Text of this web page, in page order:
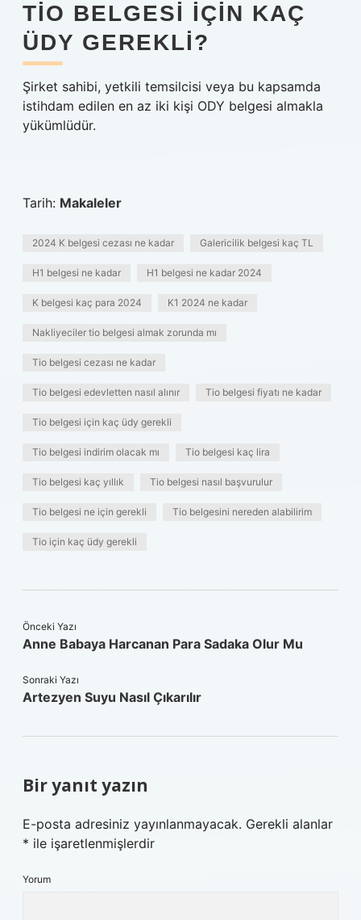
TIO BELGESI IÇIN KAÇ
ÜDY GEREKLI?
Şirket sahibi, yetkili temsilcisi veya bu kapsamda
istihdam edilen en az iki kişi ODY belgesi almakla
yükümlüdür.
Tarih: Makaleler
2024 K belgesi cezası ne kadar Galericilik belgesi kaç TL
H1 belgesi ne kadar H1 belgesi ne kadar 2024
K belgesi kaç para 2024 K1 2024 ne kadar
Nakliyeciler tio belgesi almak zorunda mı
Tio belgesi cezası ne kadar
Tio belgesi edevletten nasıl alınır Tio belgesi fiyatı ne kadar
Tio belgesi için kaç üdy gerekli
Tio belgesi indirim olacak mı Tio belgesi kaç lira
Tio belgesi kaç yıllık Tio belgesi nasıl başvurulur
Tio belgesi ne için gerekli Tio belgesini nereden alabilirim
Tio için kaç üdy gerekli
Önceki Yazı
Anne Babaya Harcanan Para Sadaka Olur Mu
Sonraki Yazı
Artezyen Suyu Nasıl Çıkarılır
Bir yanıt yazın
E-posta adresiniz yayınlanmayacak. Gerekli alanlar
* ile işaretlenmişlerdir
Yorum